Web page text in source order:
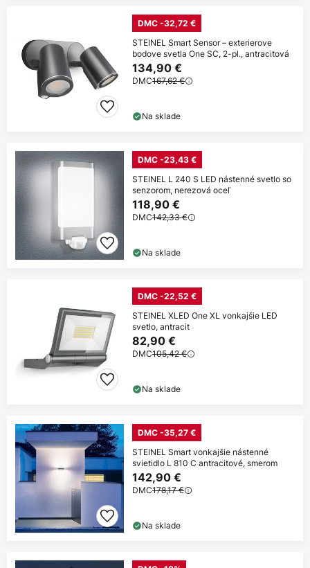
DMC -32,72 €
STEINEL Smart Sensor – exterierove
bodove svetla One SC, 2-pl., antracitová
134,90 €
DMC167,62 €
Na sklade
DMC -23,43 €
STEINEL L 240 S LED nástenné svetlo so
senzorom, nerezová oceľ
118,90 €
DMC142,33 €
Na sklade
DMC -22,52 €
STEINEL XLED One XL vonkajšie LED
svetlo, antracit
82,90 €
DMC105,42 €
Na sklade
DMC -35,27 €
STEINEL Smart vonkajšie nástenné
svietidlo L 810 C antracitové, smerom
142,90 €
DMC178,17 €
Na sklade